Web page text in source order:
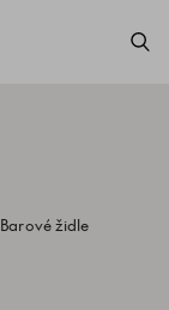
Barové židle